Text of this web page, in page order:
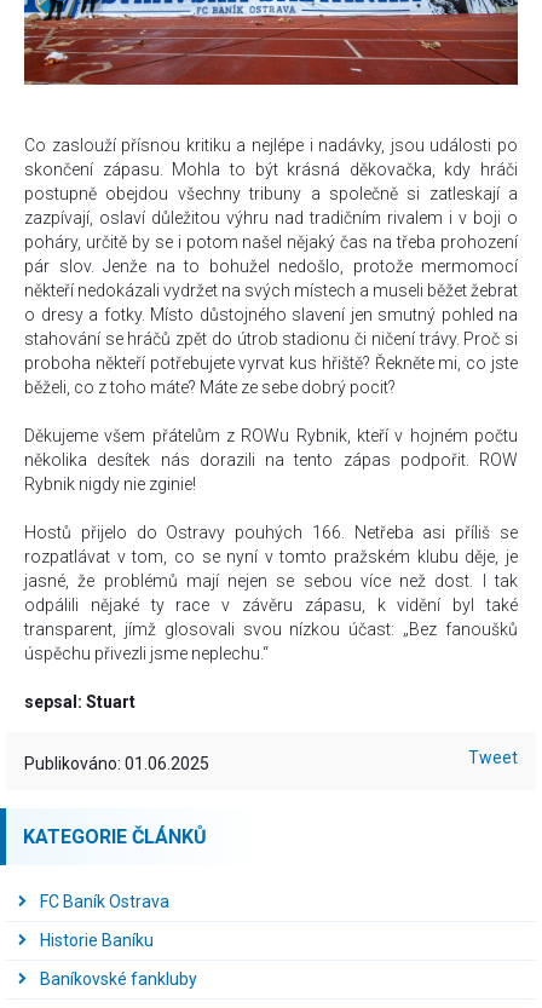
Co zaslouží přísnou kritiku a nejlépe i nadávky, jsou události po
skončení zápasu. Mohla to být krásná děkovačka, kdy hráči
postupně obejdou všechny tribuny a společně si zatleskají a
zazpívají, oslaví důležitou výhru nad tradičním rivalem i v boji o
poháry, určitě by se i potom našel nějaký čas na třeba prohození
pár slov. Jenže na to bohužel nedošlo, protože mermomocí
někteří nedokázali vydržet na svých místech a museli běžet žebrat
o dresy a fotky. Místo důstojného slavení jen smutný pohled na
stahování se hráčů zpět do útrob stadionu či ničení trávy. Proč si
proboha někteří potřebujete vyrvat kus hřiště? Řekněte mi, co jste
běželi, co z toho máte? Máte ze sebe dobrý pocit?
Děkujeme všem přátelům z ROWu Rybnik, kteří v hojném počtu
několika desítek nás dorazili na tento zápas podpořit. ROW
Rybnik nigdy nie zginie!
Hostů přijelo do Ostravy pouhých 166. Netřeba asi příliš se
rozpatlávat v tom, co se nyní v tomto pražském klubu děje, je
jasné, že problémů mají nejen se sebou více než dost. I tak
odpálili nějaké ty race v závěru zápasu, k vidění byl také
transparent, jímž glosovali svou nízkou účast: „Bez fanoušků
úspěchu přivezli jsme neplechu.“
sepsal: Stuart
Publikováno: 01.06.2025 Tweet
KATEGORIE ČLÁNKŮ
FC Baník Ostrava
Historie Baníku
Baníkovské fankluby